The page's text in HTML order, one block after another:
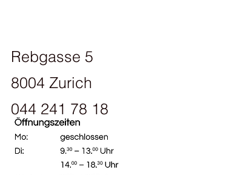
Rebgasse 5
8004 Zurich
044 241 78 18
Opening hours: